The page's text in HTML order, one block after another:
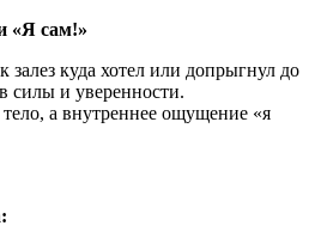
«Я сам!»
залез куда хотел или допрыгнул до
силы и уверенности.
а внутреннее ощущение «я